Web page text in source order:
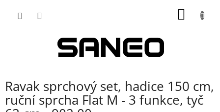
Ravak sprchový set, hadice 150 cm,
ruční sprcha Flat M - 3 funkce, tyč